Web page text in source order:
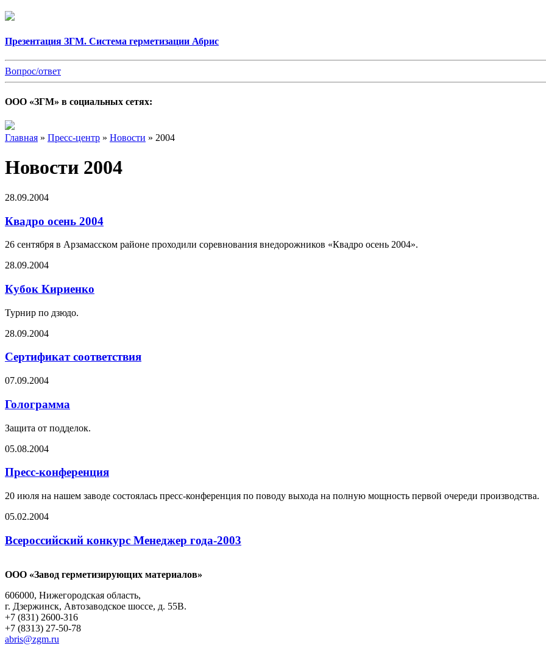
Презентация ЗГМ. Система герметизации Абрис
Вопрос/ответ
ООО «ЗГМ» в социальных сетях:
Главная » Пресс-центр » Новости » 2004
Новости 2004
28.09.2004
Квадро осень 2004
26 сентября в Арзамасском районе проходили соревнования внедорожников «Квадро осень 2004».
28.09.2004
Кубок Кириенко
Турнир по дзюдо.
28.09.2004
Сертификат соответствия
07.09.2004
Голограмма
Защита от подделок.
05.08.2004
Пресс-конференция
20 июля на нашем заводе состоялась пресс-конференция по поводу выхода на полную мощность первой очереди производства.
05.02.2004
Всероссийский конкурс Менеджер года-2003
ООО «Завод герметизирующих материалов»
606000, Нижегородская область,
г. Дзержинск, Автозаводское шоссе, д. 55В.
+7 (831) 2600-316
+7 (8313) 27-50-78
abris@zgm.ru